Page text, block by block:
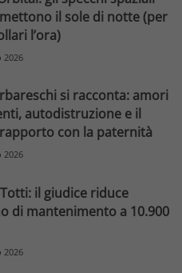
il sole di notte (per
l’ora)
2026
si racconta: amori
autodistruzione e il
con la paternità
2026
il giudice riduce
di mantenimento a 10.900
2026